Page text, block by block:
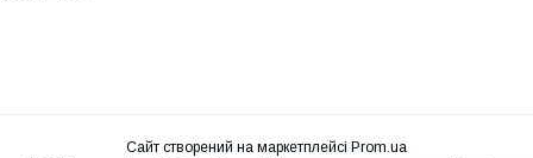
Сайт створений на маркетплейсі Prom.ua